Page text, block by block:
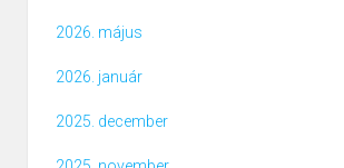
2026. május
2026. január
2025. december